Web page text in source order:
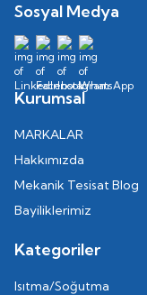
Sosyal Medya
Kurumsal
MARKALAR
Hakkımızda
Mekanik Tesisat Blog
Bayiliklerimiz
Kategoriler
Isıtma/Soğutma